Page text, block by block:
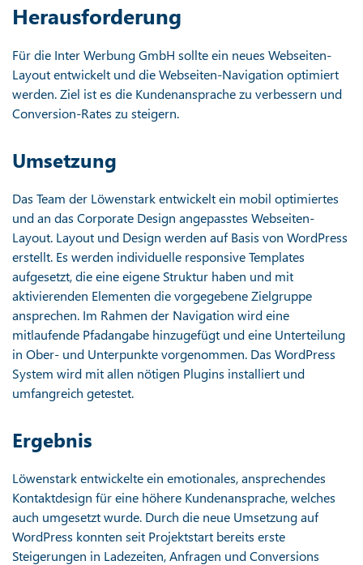
Herausforderung
Für die Inter Werbung GmbH sollte ein neues Webseiten-
Layout entwickelt und die Webseiten-Navigation optimiert
werden. Ziel ist es die Kundenansprache zu verbessern und
Conversion-Rates zu steigern.
Umsetzung
Das Team der Löwenstark entwickelt ein mobil optimiertes
und an das Corporate Design angepasstes Webseiten-
Layout. Layout und Design werden auf Basis von WordPress
erstellt. Es werden individuelle responsive Templates
aufgesetzt, die eine eigene Struktur haben und mit
aktivierenden Elementen die vorgegebene Zielgruppe
ansprechen. Im Rahmen der Navigation wird eine
mitlaufende Pfadangabe hinzugefügt und eine Unterteilung
in Ober- und Unterpunkte vorgenommen. Das WordPress
System wird mit allen nötigen Plugins installiert und
umfangreich getestet.
Ergebnis
Löwenstark entwickelte ein emotionales, ansprechendes
Kontaktdesign für eine höhere Kundenansprache, welches
auch umgesetzt wurde. Durch die neue Umsetzung auf
WordPress konnten seit Projektstart bereits erste
Steigerungen in Ladezeiten, Anfragen und Conversions